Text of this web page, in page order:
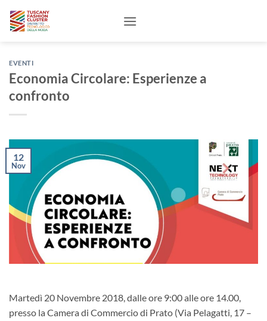
EVENTI
Economia Circolare: Esperienze a
confronto
12
Nov
Martedì 20 Novembre 2018, dalle ore 9:00 alle ore 14.00,
presso la Camera di Commercio di Prato (Via Pelagatti, 17 –